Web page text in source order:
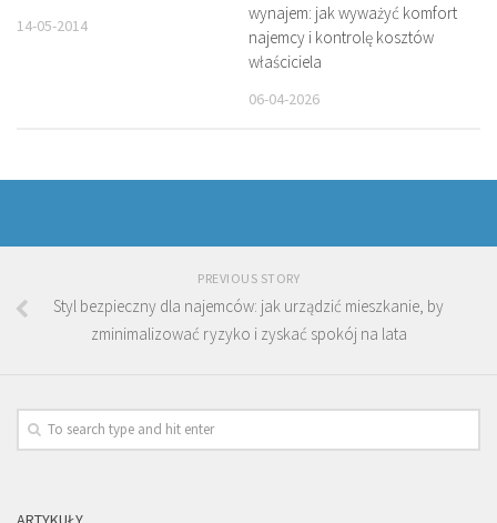
14-05-2014
wynajem: jak wyważyć komfort
najemcy i kontrolę kosztów
właściciela
06-04-2026
PREVIOUS STORY
Styl bezpieczny dla najemców: jak urządzić mieszkanie, by
zminimalizować ryzyko i zyskać spokój na lata